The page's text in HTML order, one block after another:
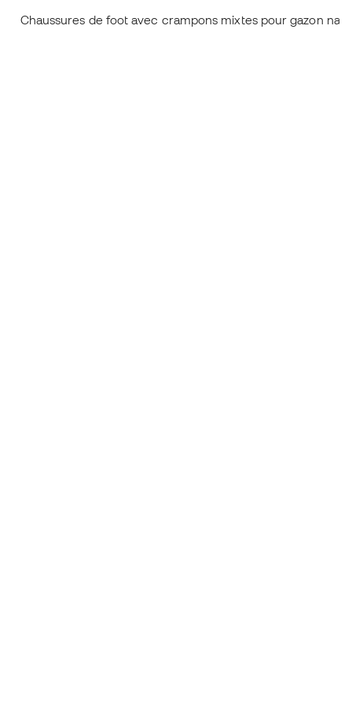
Chaussures de foot avec crampons mixtes pour gazon